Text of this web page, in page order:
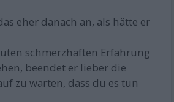
eher danach an, als hätte er
schmerzhaften Erfahrung
beendet er lieber die
zu warten, dass du es tun